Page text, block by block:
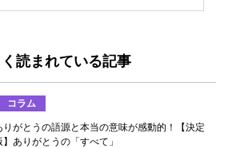
く読まれている記事
コラム
りがとうの語源と本当の意味が感動的！【決定
】ありがとうの「すべて」